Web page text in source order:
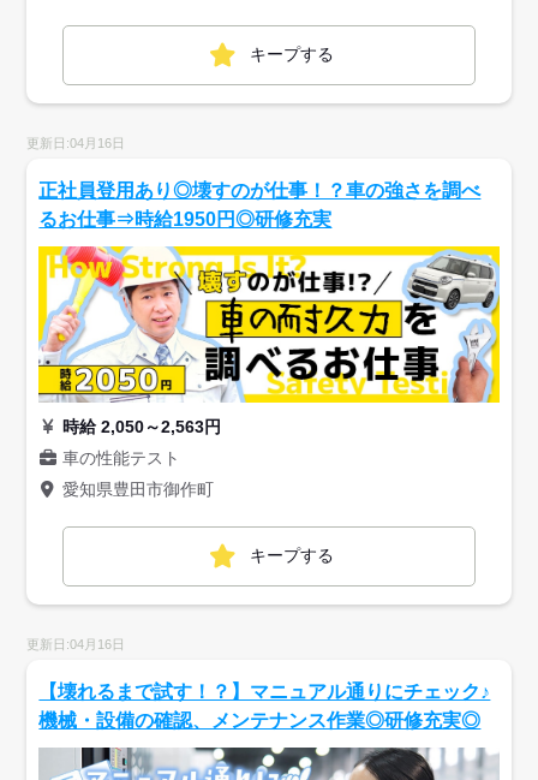
キープする
更新日:04月16日
正社員登用あり◎壊すのが仕事！？車の強さを調べ
るお仕事⇒時給1950円◎研修充実
時給 2,050～2,563円
車の性能テスト
愛知県豊田市御作町
キープする
更新日:04月16日
【壊れるまで試す！？】マニュアル通りにチェック♪
機械・設備の確認、メンテナンス作業◎研修充実◎